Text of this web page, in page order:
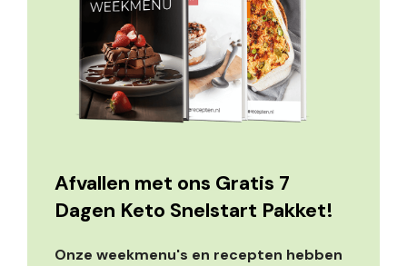
Afvallen met ons Gratis 7
Dagen Keto Snelstart Pakket!
Onze weekmenu's en recepten hebben